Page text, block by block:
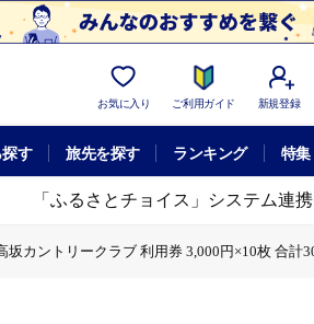
お気に入り ご利用ガイド 新規登録
す 旅先を探す ランキング 特集
「ふるさとチョイス」システム連
坂カントリークラブ 利用券 3,000円×10枚 合